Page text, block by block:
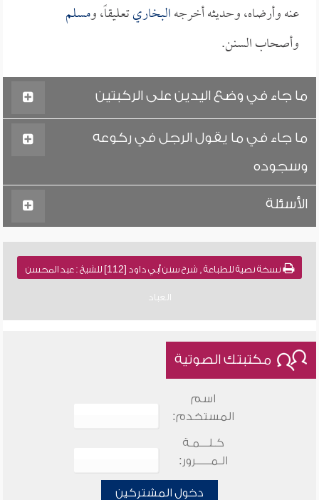
عنه وأرضاه، وحديثه أخرجهالبخاريتعليقاً، ومسلم
وأصحاب السنن.
ما جاء في وضع اليدين على الركبتين
ما جاء في ما يقول الرجل في ركوعه
وسجوده
الأسئلة
نسخة نصية للطباعة , شرح سنن أبي داود [112] للشيخ : عبد المحسن
العباد
مكتبتك الصوتية
اسم
المستخدم:
كـلـــمـة
الـمـــــرور:
دخول المشتركين